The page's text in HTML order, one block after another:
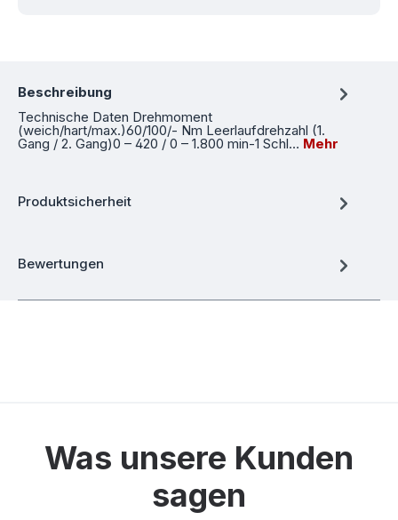
Beschreibung
Technische Daten Drehmoment
(weich/hart/max.)60/100/- Nm Leerlaufdrehzahl (1.
Gang / 2. Gang)0 – 420 / 0 – 1.800 min-1 Schl… Mehr
Produktsicherheit
Bewertungen
Was unsere Kunden
sagen